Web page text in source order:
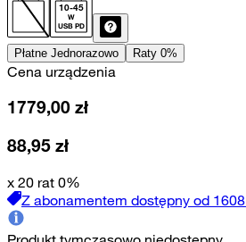
10-45
W
USB PD
Płatne Jednorazowo Raty 0%
Cena urządzenia
1779,00 zł
88,95 zł
x 20 rat 0%
Z abonamentem dostępny od 1608